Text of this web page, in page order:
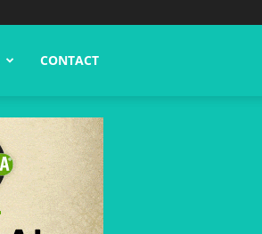
CONTACT